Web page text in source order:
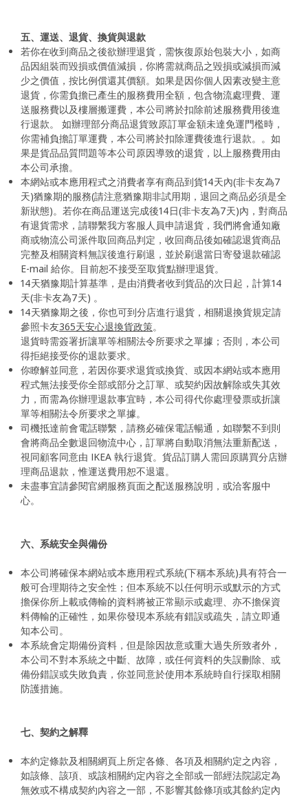
五、運送、退貨、換貨與退款
若你在收到商品之後欲辦理退貨，需恢復原始包裝大小，如商
品因組裝而毀損或價值減損，你將需就商品之毀損或減損而減
少之價值，按比例償還其價額。如果是因你個人因素改變主意
退貨，你需負擔已產生的服務費用全額，包含物流處理費、運
送服務費以及樓層搬運費，本公司將於扣除前述服務費用後進
行退款。 如辦理部分商品退貨致原訂單金額未達免運門檻時，
你需補負擔訂單運費，本公司將於扣除運費後進行退款。。如
果是貨品品質問題等本公司原因導致的退貨，以上服務費用由
本公司承擔。
本網站或本應用程式之消費者享有商品到貨14天內(非卡友為7
天)猶豫期的服務(請注意猶豫期非試用期，退回之商品必須是全
新狀態)。若你在商品運送完成後14日(非卡友為7天)內，對商品
有退貨需求，請聯繫我方客服人員申請退貨，我們將會通知廠
商或物流公司派件取回商品判定，收回商品後如確認退貨商品
完整及相關資料無誤後進行刷退，並於刷退當日寄發退款確認
E-mail 給你。目前恕不接受至取貨點辦理退貨。
14天猶豫期計算基準，是由消費者收到貨品的次日起，計算14
天(非卡友為7天) 。
14天猶豫期之後，你也可到分店進行退貨，相關退換貨規定請
參照卡友365天安心退換貨政策。
退貨時需簽署折讓單等相關法令所要求之單據；否則，本公司
得拒絕接受你的退款要求。
你瞭解並同意，若因你要求退貨或換貨、或因本網站或本應用
程式無法接受你全部或部分之訂單、或契約因故解除或失其效
力，而需為你辦理退款事宜時，本公司得代你處理發票或折讓
單等相關法令所要求之單據。
司機抵達前會電話聯繫，請務必確保電話暢通，如聯繫不到則
會將商品全數退回物流中心，訂單將自動取消無法重新配送，
視同顧客同意由 IKEA 執行退貨。貨品訂購人需回原購買分店辦
理商品退款，惟運送費用恕不退還​。
未盡事宜請參閱官網服務頁面之配送服務說明，或洽客服中
心。
六、系統安全與備份
本公司將確保本網站或本應用程式系統(下稱本系統)具有符合一
般可合理期待之安全性；但本系統不以任何明示或默示的方式
擔保你所上載或傳輸的資料將被正常顯示或處理、亦不擔保資
料傳輸的正確性，如果你發現本系統有錯誤或疏失，請立即通
知本公司。
本系統會定期備份資料，但是除因故意或重大過失所致者外，
本公司不對本系統之中斷、故障，或任何資料的失誤刪除、或
備份錯誤或失敗負責，你並同意於使用本系統時自行採取相關
防護措施。
七、契約之解釋
本約定條款及相關網頁上所定各條、各項及相關約定之內容，
如該條、該項、或該相關約定內容之全部或一部經法院認定為
無效或不構成契約內容之一部，不影響其餘條項或其餘約定內